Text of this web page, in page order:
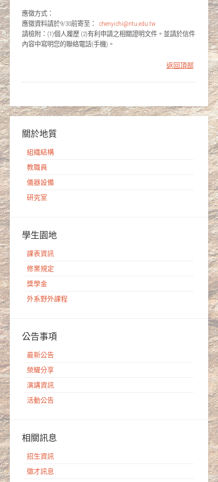
應徵方式：
應徵資料請於9/30前寄至：
chenyichi@ntu.edu.tw
請檢附：(1)個人履歷 (2)有利申請之相關證明文件。並請於信件
內容中寫明您的聯絡電話(手機)。
返回頂部
關於地質
組織結構
教職員
儀器設備
研究室
學生園地
課表資訊
修業規定
獎學金
外系野外課程
公告事項
最新公告
榮耀分享
演講資訊
活動公告
相關訊息
招生資訊
徵才訊息